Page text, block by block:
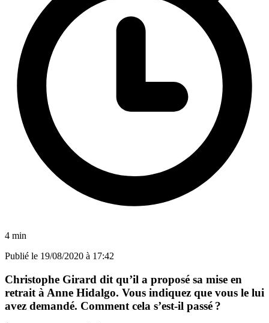
4 min
Publié le 19/08/2020 à 17:42
Christophe Girard dit qu’il a proposé sa mise en
retrait à Anne Hidalgo. Vous indiquez que vous le lui
avez demandé. Comment cela s’est-il passé ?